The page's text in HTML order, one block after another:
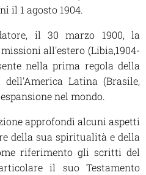
il 1 agosto 1904.
il 30 marzo 1900, la
all'estero (Libia,1904-
nella prima regola della
dell'America Latina (Brasile,
nel mondo.
approfondì alcuni aspetti
della sua spiritualità e della
riferimento gli scritti del
il suo Testamento